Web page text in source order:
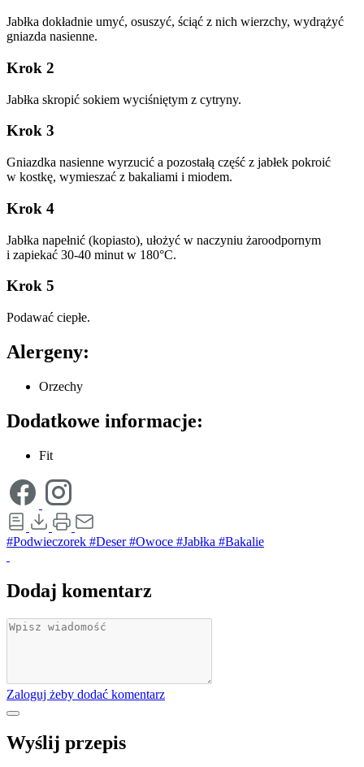
Jabłka dokładnie umyć, osuszyć, ściąć z nich wierzchy, wydrążyć
gniazda nasienne.
Krok 2
Jabłka skropić sokiem wyciśniętym z cytryny.
Krok 3
Gniazdka nasienne wyrzucić a pozostałą część z jabłek pokroić
w kostkę, wymieszać z bakaliami i miodem.
Krok 4
Jabłka napełnić (kopiasto), ułożyć w naczyniu żaroodpornym
i zapiekać 30-40 minut w 180°C.
Krok 5
Podawać ciepłe.
Alergeny:
Orzechy
Dodatkowe informacje:
Fit
#Podwieczorek #Deser#Owoce #Jabłka #Bakalie
Dodaj komentarz
Zaloguj żeby dodać komentarz
Wyślij przepis